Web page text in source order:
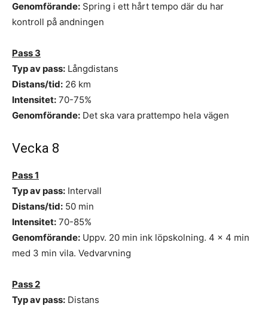
Genomförande: Spring i ett hårt tempo där du har
kontroll på andningen
Pass 3
Typ av pass: Långdistans
Distans/tid: 26 km
Intensitet: 70-75%
Genomförande: Det ska vara prattempo hela vägen
Vecka 8
Pass 1
Typ av pass: Intervall
Distans/tid: 50 min
Intensitet: 70-85%
Genomförande: Uppv. 20 min ink löpskolning. 4 x 4 min
med 3 min vila. Vedvarvning
Pass 2
Typ av pass: Distans